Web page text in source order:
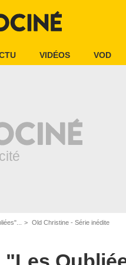
VIDÉOS VOD
Old Christine - Série inédite